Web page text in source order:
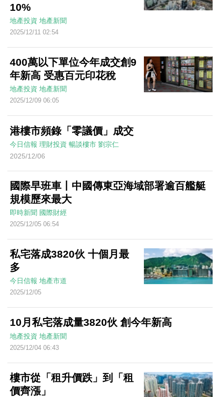
10%
地產投資 地產新聞
2025/12/11 02:54
400萬以下單位今年成交創9
年新高 受惠百元印花稅
地產投資 地產新聞
2025/12/09 06:05
港樓市頻錄「零議價」成交
今日信報 理財投資 暢談樓市 劉宗仁
2025/12/06
國際早班車丨中國傳東亞海域部署逾百艦艇
規模歷來最大
即時新聞 國際財經
2025/12/05 06:54
私宅落成3820伙 十個月最
多
今日信報 地產市道
2025/12/05
10月私宅落成量3820伙 創今年新高
地產投資 地產新聞
2025/12/04 06:43
樓市從「租升價跌」到「租
價齊漲」